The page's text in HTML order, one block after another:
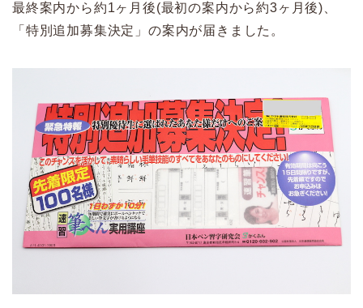
最終案内から約1ヶ月後(最初の案内から約3ヶ月後)、
「特別追加募集決定」の案内が届きました。